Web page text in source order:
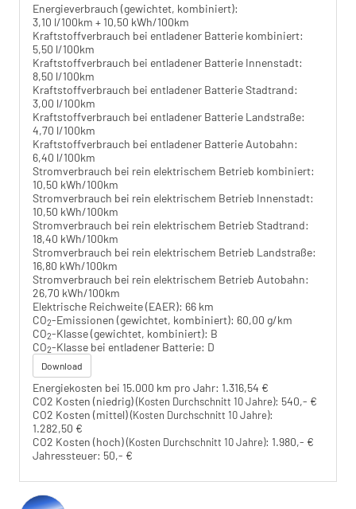
Energieverbrauch (gewichtet, kombiniert):
3,10 l/100km + 10,50 kWh/100km
Kraftstoffverbrauch bei entladener Batterie kombiniert:
5,50 l/100km
Kraftstoffverbrauch bei entladener Batterie Innenstadt:
8,50 l/100km
Kraftstoffverbrauch bei entladener Batterie Stadtrand:
3,00 l/100km
Kraftstoffverbrauch bei entladener Batterie Landstraße:
4,70 l/100km
Kraftstoffverbrauch bei entladener Batterie Autobahn:
6,40 l/100km
Stromverbrauch bei rein elektrischem Betrieb kombiniert:
10,50 kWh/100km
Stromverbrauch bei rein elektrischem Betrieb Innenstadt:
10,50 kWh/100km
Stromverbrauch bei rein elektrischem Betrieb Stadtrand:
18,40 kWh/100km
Stromverbrauch bei rein elektrischem Betrieb Landstraße:
16,80 kWh/100km
Stromverbrauch bei rein elektrischem Betrieb Autobahn:
26,70 kWh/100km
Elektrische Reichweite (EAER): 66 km
CO2-Emissionen (gewichtet, kombiniert): 60,00 g/km
CO2-Klasse (gewichtet, kombiniert): B
CO2-Klasse bei entladener Batterie: D
Download
Energiekosten bei 15.000 km pro Jahr: 1.316,54 €
CO2 Kosten (niedrig)(Kosten Durchschnitt 10 Jahre): 540,- €
CO2 Kosten (mittel)(Kosten Durchschnitt 10 Jahre):
1.282,50 €
CO2 Kosten (hoch)(Kosten Durchschnitt 10 Jahre): 1.980,- €
Jahressteuer: 50,- €